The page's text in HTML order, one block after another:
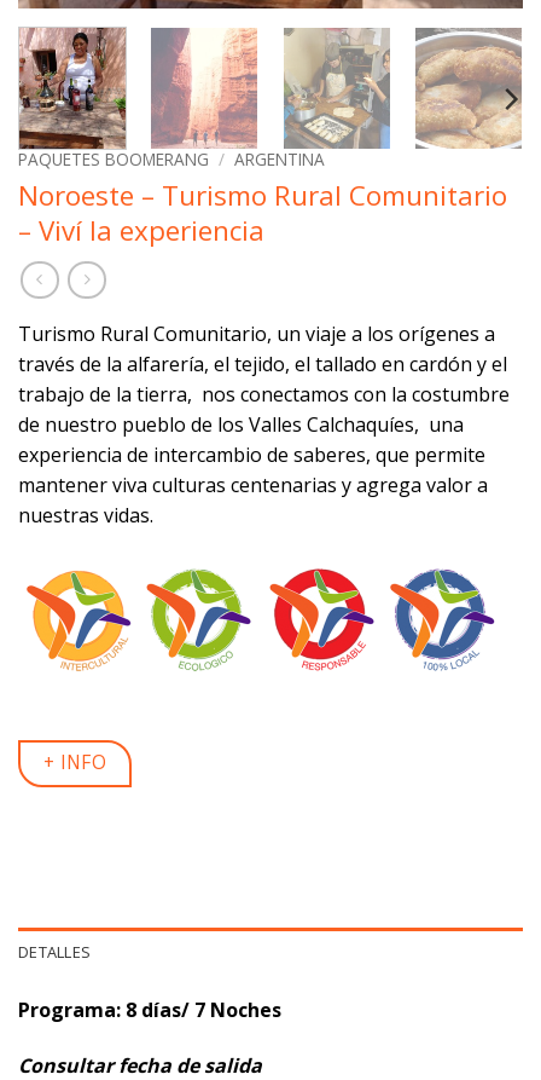
PAQUETES BOOMERANG / ARGENTINA
Noroeste – Turismo Rural Comunitario
– Viví la experiencia
Turismo Rural Comunitario, un viaje a los orígenes a
través de la alfarería, el tejido, el tallado en cardón y el
trabajo de la tierra, nos conectamos con la costumbre
de nuestro pueblo de los Valles Calchaquíes, una
experiencia de intercambio de saberes, que permite
mantener viva culturas centenarias y agrega valor a
nuestras vidas.
+ INFO
DETALLES
Programa: 8 días/ 7 Noches
Consultar fecha de salida